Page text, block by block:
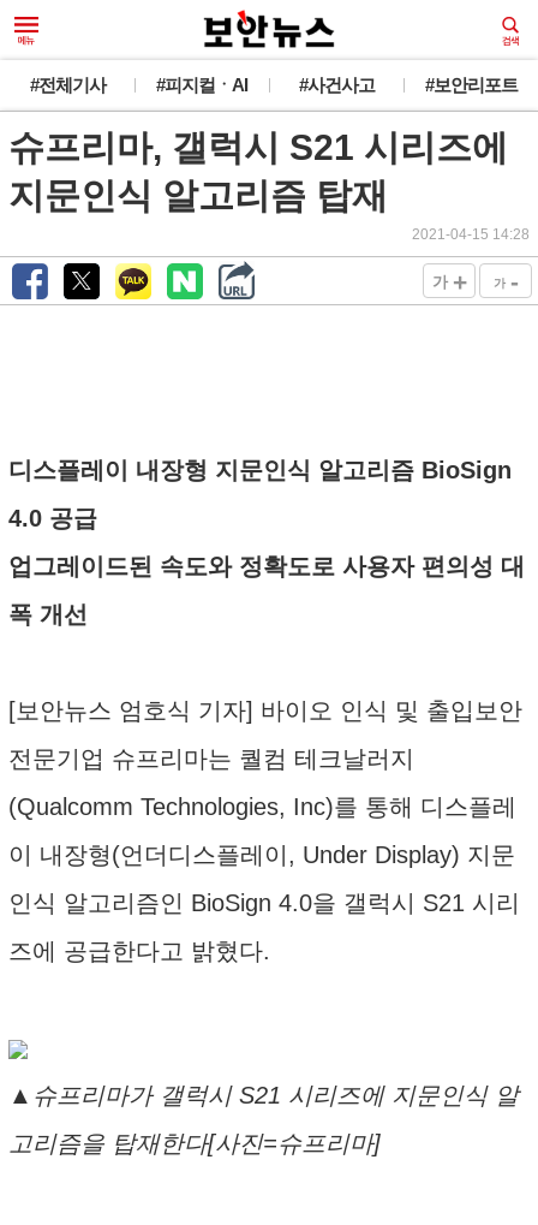
#전체기사 #피지컬ㆍAI #사건사고 #보안리포트
슈프리마, 갤럭시 S21 시리즈에
지문인식 알고리즘 탑재
2021-04-15 14:28
가 + 가 -
디스플레이 내장형 지문인식 알고리즘 BioSign
4.0 공급
업그레이드된 속도와 정확도로 사용자 편의성 대
폭 개선
[보안뉴스 엄호식 기자] 바이오 인식 및 출입보안
전문기업 슈프리마는 퀄컴 테크날러지
(Qualcomm Technologies, Inc)를 통해 디스플레
이 내장형(언더디스플레이, Under Display) 지문
인식 알고리즘인 BioSign 4.0을 갤럭시 S21 시리
즈에 공급한다고 밝혔다.
▲슈프리마가 갤럭시 S21 시리즈에 지문인식 알
고리즘을 탑재한다[사진=슈프리마]